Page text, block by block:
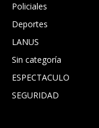
Policiales
Deportes
LANUS
Sin categoría
ESPECTACULO
SEGURIDAD